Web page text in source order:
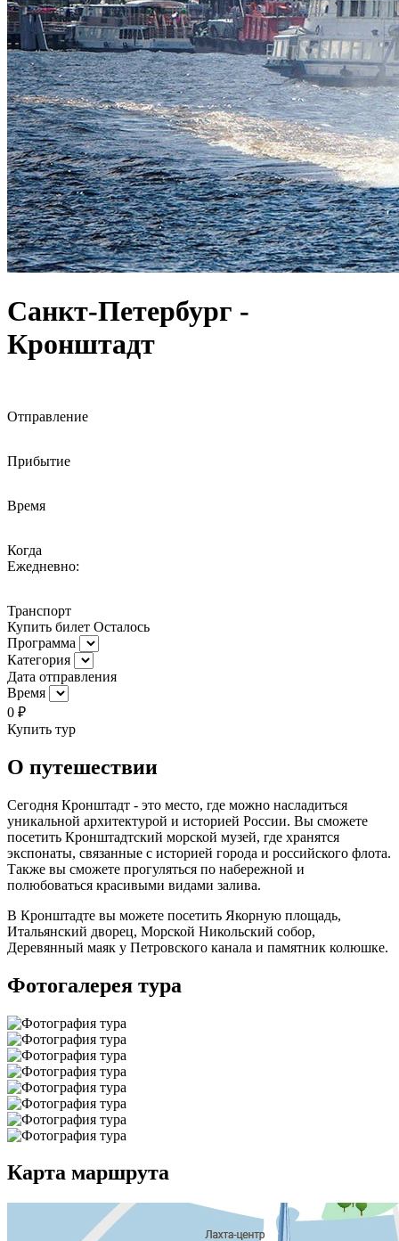
Санкт-Петербург -
Кронштадт
Отправление
Прибытие
Время
Когда
Ежедневно:
Транспорт
Купить билет Осталось
Программа
Категория
Дата отправления
Время
0 ₽
Купить тур
О путешествии
Сегодня Кронштадт - это место, где можно насладиться
уникальной архитектурой и историей России. Вы сможете
посетить Кронштадтский морской музей, где хранятся
экспонаты, связанные с историей города и российского флота.
Также вы сможете прогуляться по набережной и
полюбоваться красивыми видами залива.
В Кронштадте вы можете посетить Якорную площадь,
Итальянский дворец, Морской Никольский собор,
Деревянный маяк у Петровского канала и памятник колюшке.
Фотогалерея тура
Карта маршрута